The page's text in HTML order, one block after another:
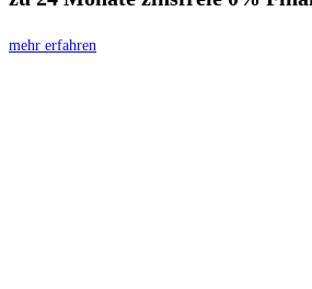
mehr erfahren